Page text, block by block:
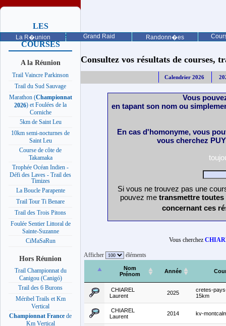
La R�union Grand Raid Randonn�es
LES
PROCHAINES
COURSES
A la Réunion
Trail Vaincre Parkinson
Trail du Sud Sauvage
Marathon (Championnat
2026) et Foulées de la
Corniche
5km de Saint Leu
10km semi-nocturnes de
Saint Leu
Course de côte de
Takamaka
Trophée Océan Indien -
Défi des Laves - Trail des
Timizes
La Boucle Parapente
Trail Tour Ti Benare
Trail des Trois Pitons
Foulée Sentier Littoral de
Sainte-Suzanne
CiMaSaRun
Hors Réunion
Trail Championnat du
Canigou (Canigó)
Trail des 6 Burons
Méribel Trails et Km
Vertical
Championnat France de
Km Vertical
Consultez vos résultats de courses,
Calendrier 2026
Vous
en tapant son nom ou
En cas d'homonyme, vous
vous cherchez
Si vous ne trouvez pas une
pouvez me transmettre
concernant ces
Vous cherchez
Afficher éléments
Nom
Prénom
Année
CHIAREL
Laurent
2025
cretes-
15km
CHIAREL
Laurent
2014 kv-